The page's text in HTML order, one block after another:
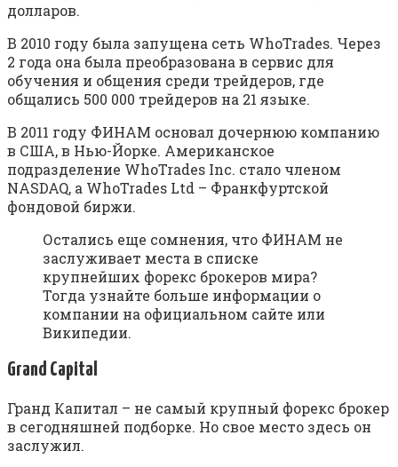
долларов.
В 2010 году была запущена сеть WhoTrades. Через
2 года она была преобразована в сервис для
обучения и общения среди трейдеров, где
общались 500 000 трейдеров на 21 языке.
В 2011 году ФИНАМ основал дочернюю компанию
в США, в Нью-Йорке. Американское
подразделение WhoTrades Inc. стало членом
NASDAQ, а WhoTrades Ltd – Франкфуртской
фондовой биржи.
Остались еще сомнения, что ФИНАМ не
заслуживает места в списке
крупнейших форекс брокеров мира?
Тогда узнайте больше информации о
компании на официальном сайте или
Википедии.
Grand Capital
Гранд Капитал – не самый крупный форекс брокер
в сегодняшней подборке. Но свое место здесь он
заслужил.